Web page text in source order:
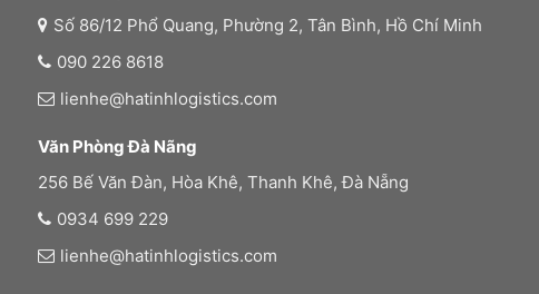
Số 86/12 Phổ Quang, Phường 2, Tân Bình, Hồ Chí Minh
090 226 8618
lienhe@hatinhlogistics.com
Văn Phòng Đà Nãng
256 Bế Văn Đàn, Hòa Khê, Thanh Khê, Đà Nẵng
0934 699 229
lienhe@hatinhlogistics.com